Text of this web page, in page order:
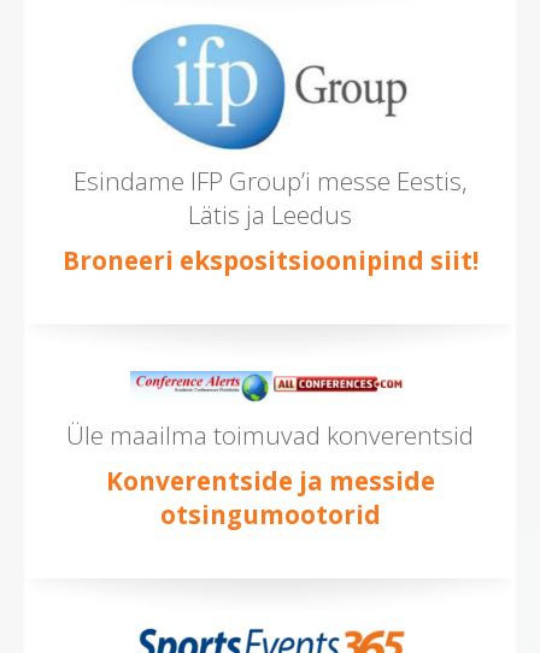
Esindame IFP Group’i messe Eestis,
Lätis ja Leedus
Broneeri ekspositsioonipind siit!
Üle maailma toimuvad konverentsid
Konverentside ja messide
otsingumootorid